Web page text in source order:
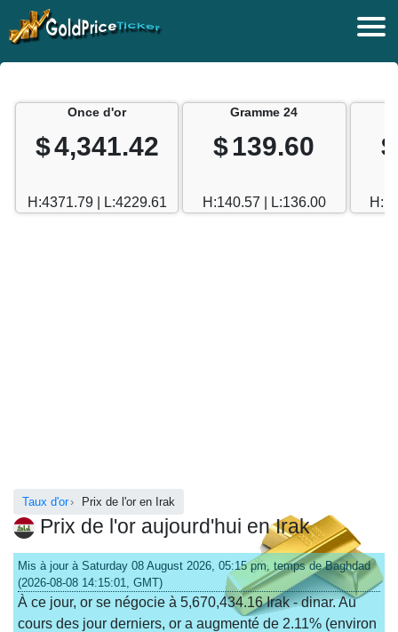
Once d'or
$4,341.42
H:4371.79 | L:4229.61
Gramme 24
$139.60
H:140.57 | L:136.00
$
Taux d'or Prix de l'or en Irak
Prix de l'or aujourd'hui en Irak
Mis à jour à Saturday 08 August 2026, 05:15 pm, temps de Baghdad
(2026-08-08 14:15:01, GMT)
À ce jour, or se négocie à 5,670,434.16 Irak - dinar. Au
cours des jour derniers, or a augmenté de 2.11% (environ